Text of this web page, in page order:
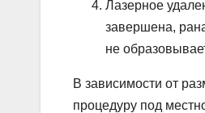
Лазерное
завершена,
не
В зависимости от
процедуру под